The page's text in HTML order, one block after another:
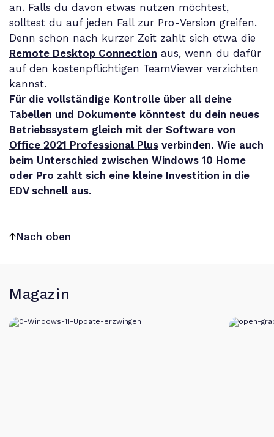
an. Falls du davon etwas nutzen möchtest,
solltest du auf jeden Fall zur Pro-Version greifen.
Denn schon nach kurzer Zeit zahlt sich etwa die
Remote Desktop Connection aus, wenn du dafür
auf den kostenpflichtigen TeamViewer verzichten
kannst.
Für die vollständige Kontrolle über all deine
Tabellen und Dokumente könntest du dein neues
Betriebssystem gleich mit der Software von
Office 2021 Professional Plus verbinden. Wie auch
beim Unterschied zwischen Windows 10 Home
oder Pro zahlt sich eine kleine Investition in die
EDV schnell aus.
Nach oben
Magazin